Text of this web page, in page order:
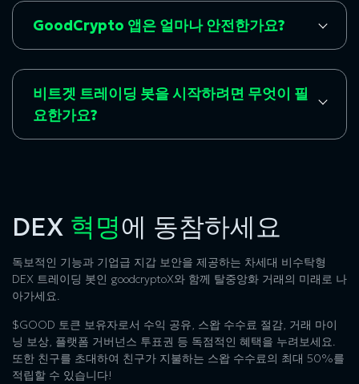
GoodCrypto 앱은 얼마나 안전한가요?
비트겟 트레이딩 봇을 시작하려면 무엇이 필
요한가요?
DEX 혁명에 동참하세요
독보적인 기능과 기업급 지갑 보안을 제공하는 차세대 비수탁형
DEX 트레이딩 봇인 goodcryptoX와 함께 탈중앙화 거래의 미래로 나
아가세요.
$GOOD 토큰 보유자로서 수익 공유, 스왑 수수료 절감, 거래 마이
닝 보상, 플랫폼 거버넌스 투표권 등 독점적인 혜택을 누려보세요.
또한 친구를 초대하여 친구가 지불하는 스왑 수수료의 최대 50%를
적립할 수 있습니다!